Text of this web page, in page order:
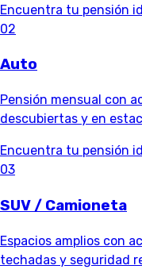
Encuentra tu pensión
02
Auto
Pensión mensual con
descubiertas y en
Encuentra tu pensión
03
SUV / Camioneta
Espacios amplios con
techadas y seguridad